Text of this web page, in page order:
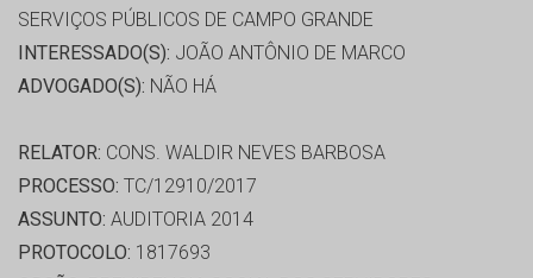
SERVIÇOS PÚBLICOS DE CAMPO GRANDE
INTERESSADO(S): JOÃO ANTÔNIO DE MARCO
ADVOGADO(S): NÃO HÁ
RELATOR: CONS. WALDIR NEVES BARBOSA
PROCESSO: TC/12910/2017
ASSUNTO: AUDITORIA 2014
PROTOCOLO: 1817693